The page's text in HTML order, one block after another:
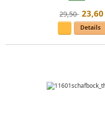
29,50  23,60
Details